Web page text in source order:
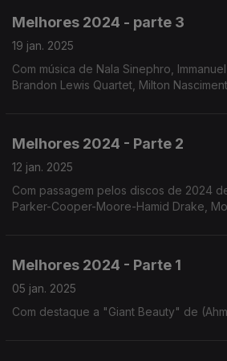
Melhores 2024 - parte 3
19 jan. 2025
Com música de Nala Sinephro,
Brandon Lewis Quartet, Milton
Melhores 2024 - Parte 2
12 jan. 2025
Com passagem pelos discos de 2024
Parker-Cooper-Moore-Hamid Drake,
Melhores 2024 - Parte 1
05 jan. 2025
Com destaque a "Giant Beauty" de